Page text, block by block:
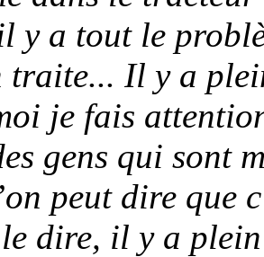
y a tout le
traite... Il y a
je fais
gens qui sont
peut dire que
dire, il y a